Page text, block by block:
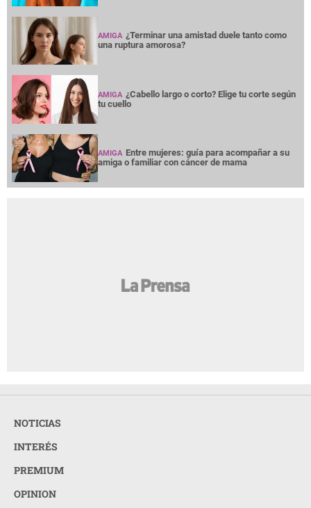
AMIGA ¿Terminar una amistad duele tanto como
una ruptura amorosa?
AMIGA ¿Cabello largo o corto? Elige tu corte según
tu cuello
AMIGA Entre mujeres: guía para acompañar a su
amiga o familiar con cáncer de mama
NOTICIAS
INTERÉS
PREMIUM
OPINION